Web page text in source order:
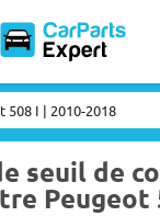
I | 2010-2018
seuil de
Peugeot